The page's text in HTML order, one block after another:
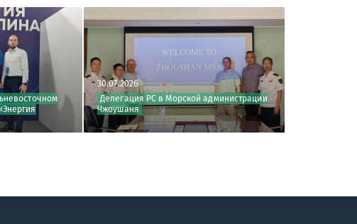
30.07.2026
Делегация РС в Морской администрации
Чжоушаня